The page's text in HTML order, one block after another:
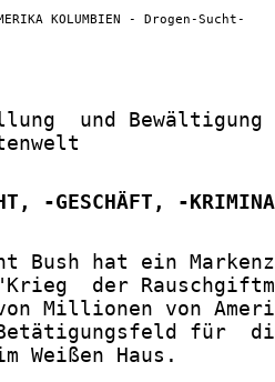
KOLUMBIEN - Drogen-Sucht-
und
-GESCHÄFT, -